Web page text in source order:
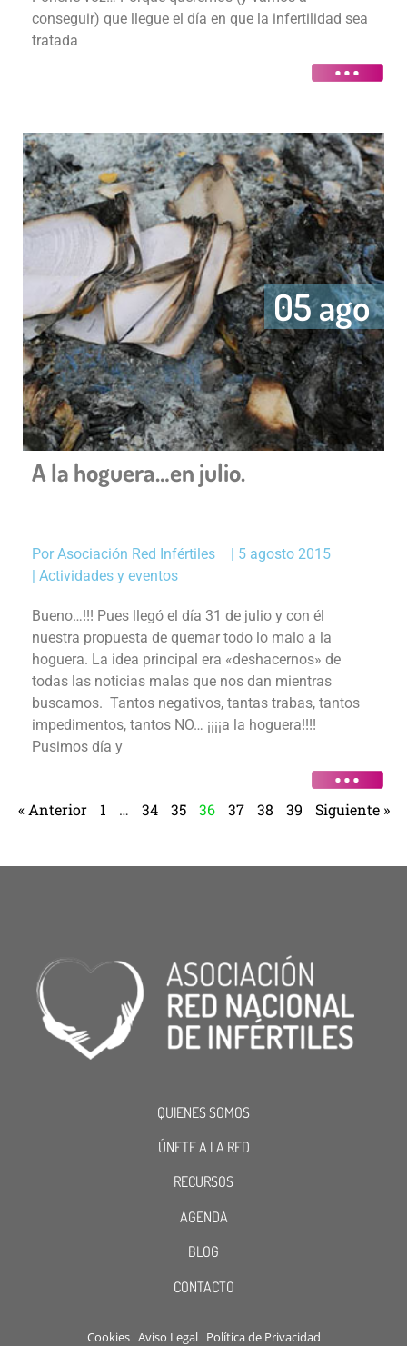
conseguir) que llegue el día en que la infertilidad sea
tratada
05 ago
A la hoguera…en julio.
PorAsociación Red Infértiles
5 agosto 2015
Actividades y eventos
Bueno…!!! Pues llegó el día 31 de julio y con él
nuestra propuesta de quemar todo lo malo a la
hoguera. La idea principal era «deshacernos» de
todas las noticias malas que nos dan mientras
buscamos. Tantos negativos, tantas trabas, tantos
impedimentos, tantos NO… ¡¡¡¡a la hoguera!!!!
Pusimos día y
« Anterior 1 … 34 35 36 37 38 39 Siguiente »
QUIENES SOMOS
ÚNETE A LA RED
RECURSOS
AGENDA
BLOG
CONTACTO
Cookies Aviso Legal Política de Privacidad